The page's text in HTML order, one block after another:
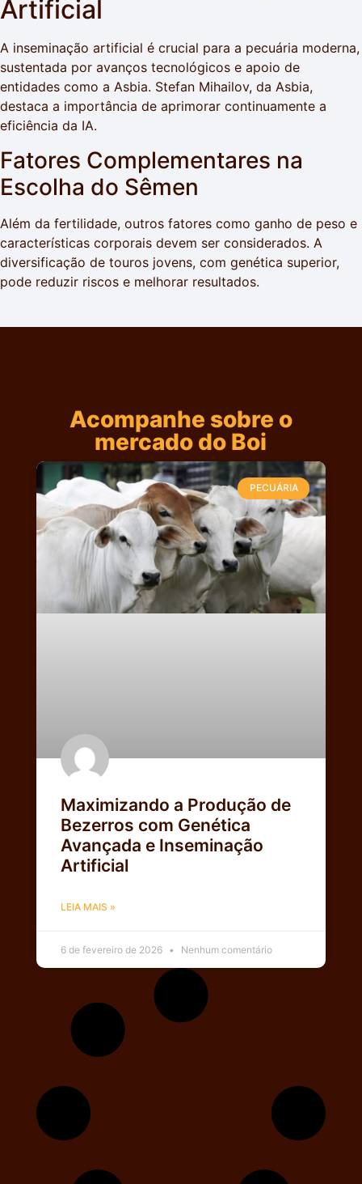
Artificial
A inseminação artificial é crucial para a pecuária moderna,
sustentada por avanços tecnológicos e apoio de
entidades como a Asbia. Stefan Mihailov, da Asbia,
destaca a importância de aprimorar continuamente a
eficiência da IA.
Fatores Complementares na
Escolha do Sêmen
Além da fertilidade, outros fatores como ganho de peso e
características corporais devem ser considerados. A
diversificação de touros jovens, com genética superior,
pode reduzir riscos e melhorar resultados.
Acompanhe sobre o
mercado do Boi
PECUÁRIA
Maximizando a Produção de
Bezerros com Genética
Avançada e Inseminação
Artificial
LEIA MAIS »
6 de fevereiro de 2026 Nenhum comentário